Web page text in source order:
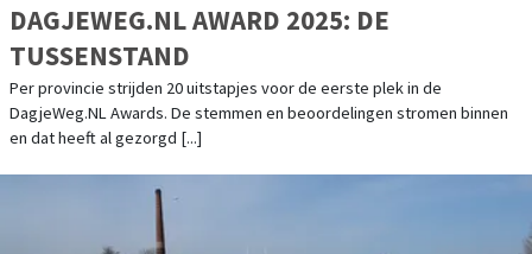
DAGJEWEG.NL AWARD 2025: DE
TUSSENSTAND
Per provincie strijden 20 uitstapjes voor de eerste plek in de
DagjeWeg.NL Awards. De stemmen en beoordelingen stromen binnen
en dat heeft al gezorgd [...]